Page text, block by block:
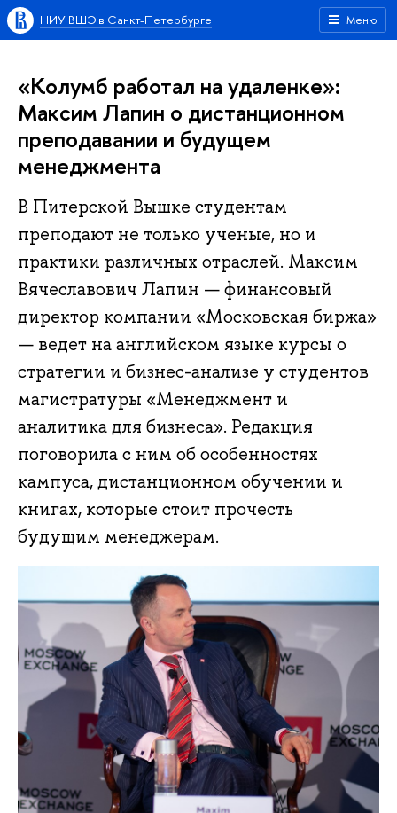
Меню
НИУ ВШЭ в Санкт-Петербурге
«Колумб работал на удаленке»:
Максим Лапин о дистанционном
преподавании и будущем
менеджмента
В Питерской Вышке студентам
преподают не только ученые, но и
практики различных отраслей. Максим
Вячеславович Лапин — финансовый
директор компании «Московская биржа»
— ведет на английском языке курсы о
стратегии и бизнес-анализе у студентов
магистратуры «Менеджмент и
аналитика для бизнеса». Редакция
поговорила с ним об особенностях
кампуса, дистанционном обучении и
книгах, которые стоит прочесть
будущим менеджерам.